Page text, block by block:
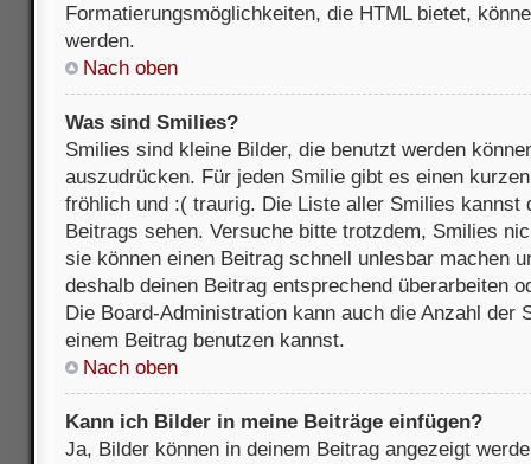
Formatierungsmöglichkeiten, die HTML bietet,
werden.
Nach oben
Was sind Smilies?
Smilies sind kleine Bilder, die benutzt werden
auszudrücken. Für jeden Smilie gibt es einen
fröhlich und :( traurig. Die Liste aller Smilies kannst
Beitrags sehen. Versuche bitte trotzdem, Smilies
sie können einen Beitrag schnell unlesbar machen
deshalb deinen Beitrag entsprechend überarbeiten
Die Board-Administration kann auch die Anzahl der
einem Beitrag benutzen kannst.
Nach oben
Kann ich Bilder in meine Beiträge einfügen?
Ja, Bilder können in deinem Beitrag angezeigt